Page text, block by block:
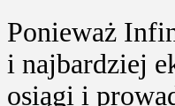
Ponieważ
i najbardziej
osiągi i